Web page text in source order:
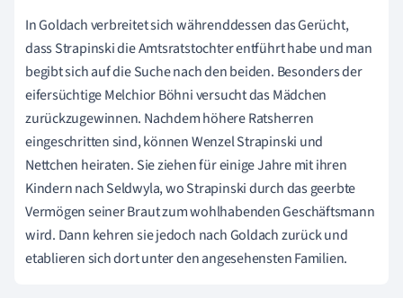
In Goldach verbreitet sich währenddessen das Gerücht,
dass Strapinski die Amtsratstochter entführt habe und man
begibt sich auf die Suche nach den beiden. Besonders der
eifersüchtige Melchior Böhni versucht das Mädchen
zurückzugewinnen. Nachdem höhere Ratsherren
eingeschritten sind, können Wenzel Strapinski und
Nettchen heiraten. Sie ziehen für einige Jahre mit ihren
Kindern nach Seldwyla, wo Strapinski durch das geerbte
Vermögen seiner Braut zum wohlhabenden Geschäftsmann
wird. Dann kehren sie jedoch nach Goldach zurück und
etablieren sich dort unter den angesehensten Familien.